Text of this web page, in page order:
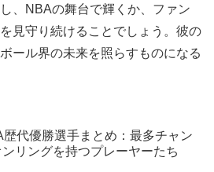
、NBAの舞台で輝くか、ファン
見守り続けることでしょう。彼の
ール界の未来を照らすものになる
歴代優勝選手まとめ：最多チャン
ンリングを持つプレーヤーたち